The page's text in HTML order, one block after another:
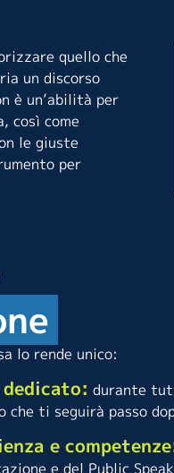
quello che
un discorso
è un’abilità per
così come
le giuste
per
lo rende unico:
durante
che ti seguirà passo
e
e del Public